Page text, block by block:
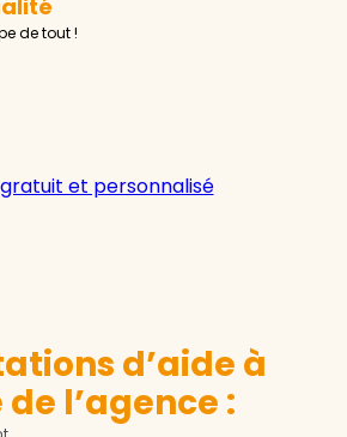
de tout !
et personnalisé
d’aide à
l’agence :